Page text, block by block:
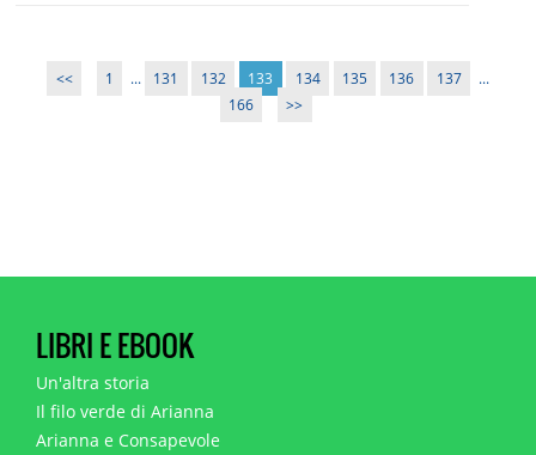
<< 1 ... 131 132 133 134 135 136 137
...
166
>>
LIBRI E EBOOK
Un'altra storia
Il filo verde di Arianna
Arianna e Consapevole